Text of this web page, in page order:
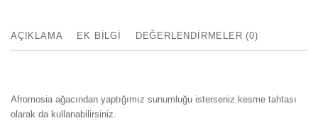
AÇIKLAMA EK BILGI DEĞERLENDIRMELER (0)
Afromosia ağacından yaptığımız sunumluğu isterseniz kesme tahtası
olarak da kullanabilirsiniz.